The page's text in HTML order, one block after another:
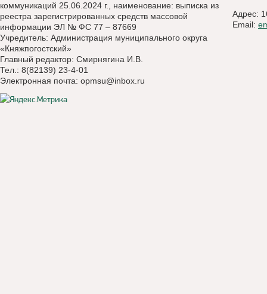
коммуникаций 25.06.2024 г., наименование: выписка из
реестра зарегистрированных средств массовой
информации ЭЛ № ФС 77 – 87669
Учредитель: Администрация муниципального округа
«Княжпогостский»
Главный редактор: Смирнягина И.В.
Тел.: 8(82139) 23-4-01
Электронная почта: opmsu@inbox.ru
Адрес:
Email: